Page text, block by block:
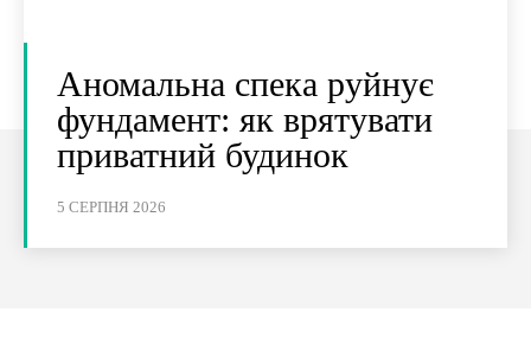
Аномальна спека руйнує
фундамент: як врятувати
приватний будинок
5 СЕРПНЯ 2026